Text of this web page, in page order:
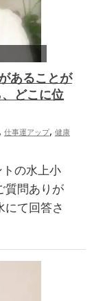
あることが
どこに位
仕事運アップ, 健康
の水上小
質問ありが
にて回答さ